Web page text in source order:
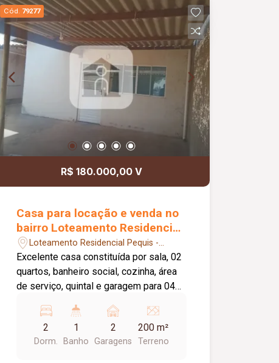
Cód. 79277
R$ 180.000,00 V
Casa para locação e venda no
bairro Loteamento Residencial
Pequis
Loteamento Residencial Pequis -
Uberlândia/MG
Excelente casa constituída por sala, 02
quartos, banheiro social, cozinha, área
de serviço, quintal e garagem para 04
próxima a Avenida principal do bairro.
Localizada próximo a comércios, rede
de supermercados, farmácias, feira e
2
Dorm.
1
Banho
2
Garagens
200 m²
Terreno